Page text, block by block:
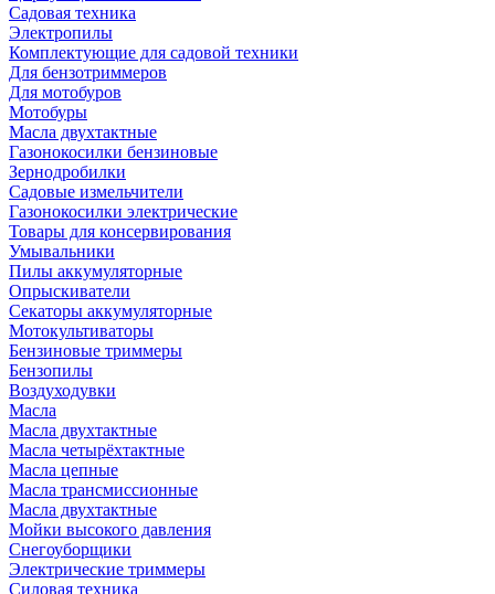
Садовая техника
Электропилы
Комплектующие для садовой техники
Для бензотриммеров
Для мотобуров
Мотобуры
Масла двухтактные
Газонокосилки бензиновые
Зернодробилки
Садовые измельчители
Газонокосилки электрические
Товары для консервирования
Умывальники
Пилы аккумуляторные
Опрыскиватели
Секаторы аккумуляторные
Мотокультиваторы
Бензиновые триммеры
Бензопилы
Воздуходувки
Масла
Масла двухтактные
Масла четырёхтактные
Масла цепные
Масла трансмиссионные
Масла двухтактные
Мойки высокого давления
Снегоуборщики
Электрические триммеры
Силовая техника